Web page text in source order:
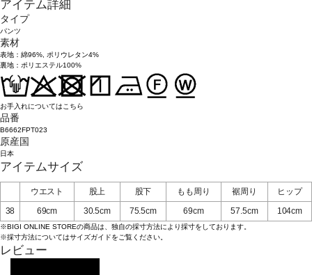
アイテム詳細
タイプ
パンツ
素材
表地：綿96%, ポリウレタン4%
裏地：ポリエステル100%
お手入れについてはこちら
品番
B6662FPT023
原産国
日本
アイテムサイズ
ウエスト 股上 股下 もも周り 裾周り
ヒップ
38
69cm 30.5cm 75.5cm 69cm 57.5cm 104cm
※BIGI ONLINE STOREの商品は、独自の採寸方法により採寸をしております。
※採寸方法についてはサイズガイドをご覧ください。
レビュー